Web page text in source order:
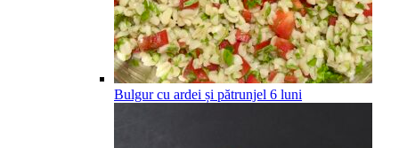
Bulgur cu ardei și pătrunjel 6 luni